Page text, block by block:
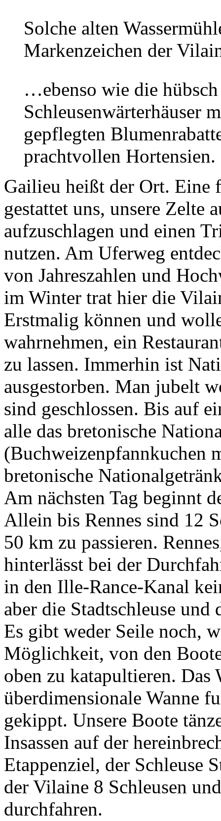
Solche alten
Markenzeichen der
…ebenso wie die
Schleusenwärterhäuser
gepflegten
prachtvollen Hortensien.
Gailieu heißt der Ort. Eine
gestattet uns, unsere Zelte
aufzuschlagen und einen
nutzen. Am Uferweg
von Jahreszahlen und
im Winter trat hier die
Erstmalig können und
wahrnehmen, ein
zu lassen. Immerhin ist
ausgestorben. Man jubelt
sind geschlossen. Bis auf
alle das bretonische
(Buchweizenpfannkuchen
bretonische
Am nächsten Tag beginnt
Allein bis Rennes sind 12
50 km zu passieren.
hinterlässt bei der
in den Ille-Rance-Kanal
aber die Stadtschleuse
Es gibt weder Seile noch,
Möglichkeit, von den
oben zu katapultieren. Das
überdimensionale Wanne
gekippt. Unsere Boote
Insassen auf der
Etappenziel, der Schleuse
der Vilaine 8 Schleusen
durchfahren.